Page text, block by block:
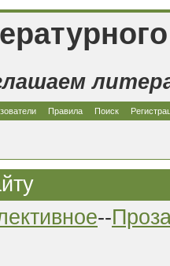
Правила Поиск
--